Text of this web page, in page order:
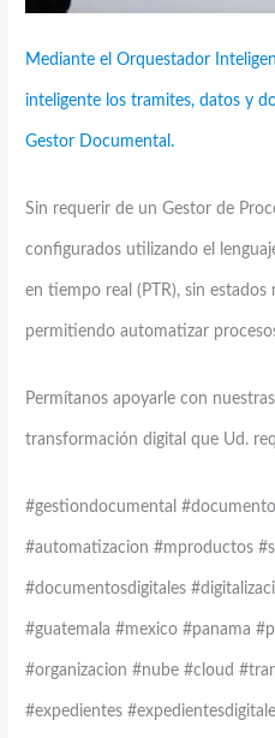
Mediante el Orquestador
inteligente los tramites, datos y
Gestor Documental.
Sin requerir de un Gestor de
configurados utilizando el
en tiempo real (PTR), sin estados
permitiendo automatizar
Permítanos apoyarle con
transformación digital que Ud.
#gestiondocumental
#automatizacion #mproductos
#documentosdigitales
#guatemala #mexico #panama
#organizacion #nube #cloud
#expedientes